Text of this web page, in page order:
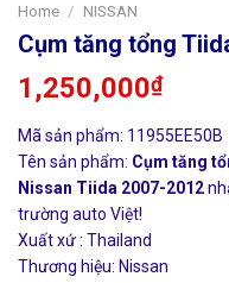
Home / NISSAN
Cụm tăng tổng
1,250,000₫
Mã sản phẩm: 11955EE50B
Tên sản phẩm: Cụm tăng
Nissan Tiida 2007-2012
trường auto Việt!
Xuất xứ : Thailand
Thương hiệu: Nissan